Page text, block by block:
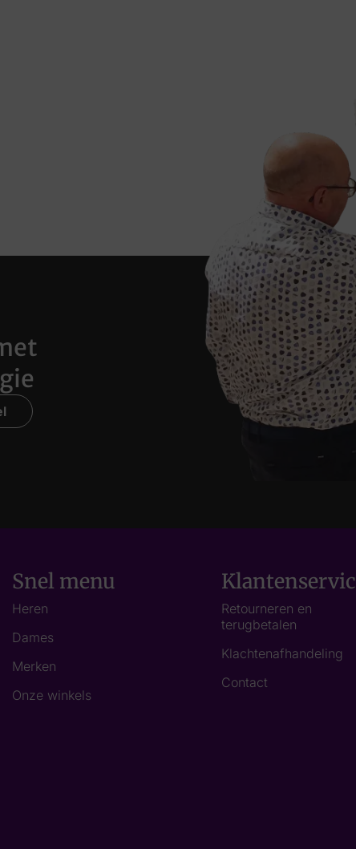
Snel menu
Heren
Dames
Merken
Onze winkels
Retourneren en
terugbetalen
Klachtenafhandeling
Contact